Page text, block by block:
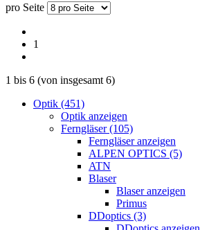
pro Seite
1
1 bis 6 (von insgesamt 6)
Optik (451)
Optik anzeigen
Ferngläser (105)
Ferngläser anzeigen
ALPEN OPTICS (5)
ATN
Blaser
Blaser anzeigen
Primus
DDoptics (3)